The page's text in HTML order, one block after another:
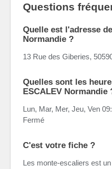
Questions
Quelle est l'adresse
Normandie ?
13 Rue des Giberies,
Quelles sont les
ESCALEV Normandie
Lun, Mar, Mer, Jeu, Ven
Fermé
C'est votre fiche ?
Les monte-escaliers est